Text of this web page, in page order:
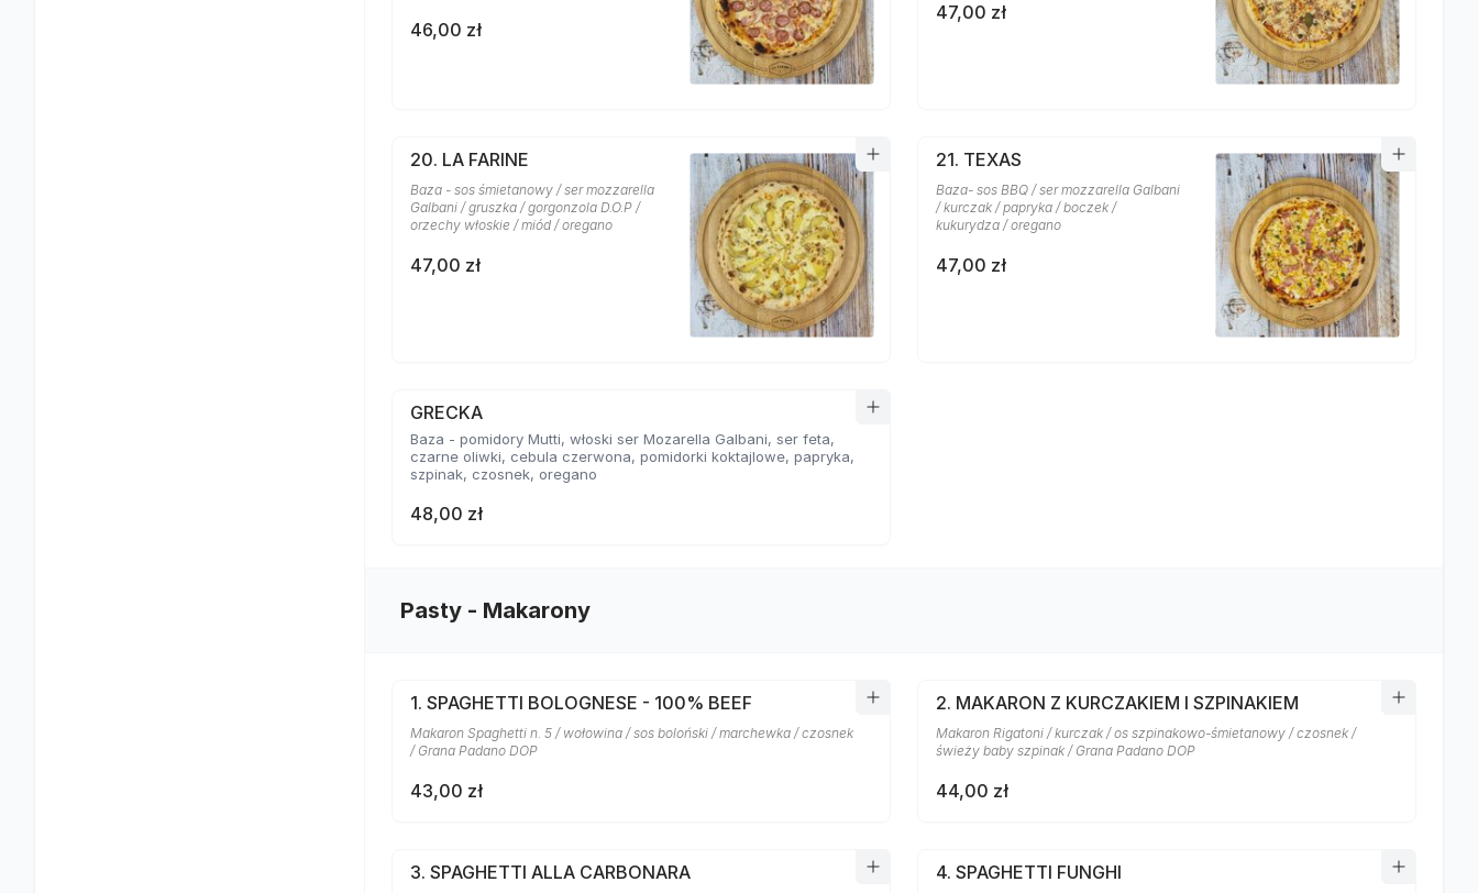
46,00 zł
47,00 zł
20. LA FARINE
Baza - sos śmietanowy / ser mozzarella
Galbani / gruszka / gorgonzola D.O.P /
orzechy włoskie / miód / oregano
47,00 zł
21. TEXAS
Baza- sos BBQ / ser mozzarella Galbani
/ kurczak / papryka / boczek /
kukurydza / oregano
47,00 zł
GRECKA
Baza - pomidory Mutti, włoski ser Mozarella Galbani, ser feta,
czarne oliwki, cebula czerwona, pomidorki koktajlowe, papryka,
szpinak, czosnek, oregano
48,00 zł
Pasty - Makarony
1. SPAGHETTI BOLOGNESE - 100% BEEF
Makaron Spaghetti n. 5 / wołowina / sos boloński / marchewka / czosnek
/ Grana Padano DOP
43,00 zł
2. MAKARON Z KURCZAKIEM I SZPINAKIEM
Makaron Rigatoni / kurczak / os szpinakowo-śmietanowy / czosnek /
świeży baby szpinak / Grana Padano DOP
44,00 zł
3. SPAGHETTI ALLA CARBONARA 4. SPAGHETTI FUNGHI